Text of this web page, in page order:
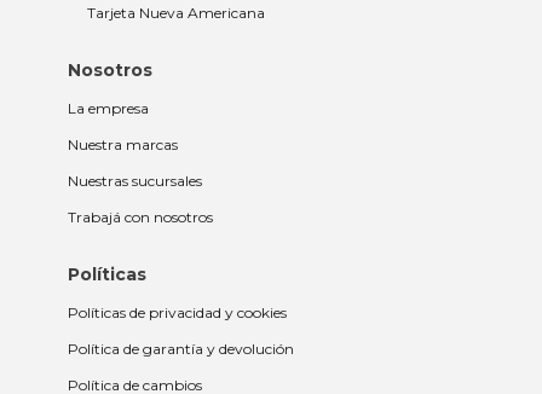
Tarjeta Nueva Americana
Nosotros
La empresa
Nuestra marcas
Nuestras sucursales
Trabajá con nosotros
Políticas
Políticas de privacidad y cookies
Política de garantía y devolución
Política de cambios